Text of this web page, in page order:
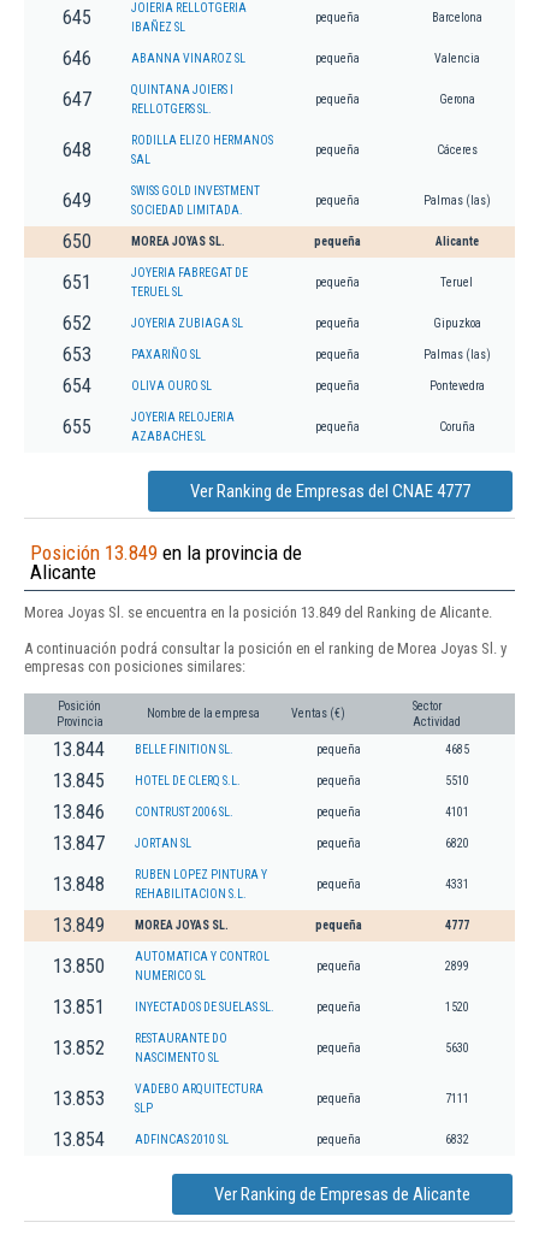
645
JOIERIA RELLOTGERIA
IBAÑEZ SL
pequeña Barcelona
646 ABANNA VINAROZ SL pequeña Valencia
647
QUINTANA JOIERS I
RELLOTGERS SL.
pequeña Gerona
648
RODILLA ELIZO HERMANOS
SAL
pequeña Cáceres
649
SWISS GOLD INVESTMENT
SOCIEDAD LIMITADA.
pequeña Palmas (las)
650 MOREA JOYAS SL. pequeña Alicante
651
JOYERIA FABREGAT DE
TERUEL SL
pequeña Teruel
652 JOYERIA ZUBIAGA SL pequeña Gipuzkoa
653 PAXARIÑO SL pequeña Palmas (las)
654 OLIVA OURO SL pequeña Pontevedra
655
JOYERIA RELOJERIA
AZABACHE SL
pequeña Coruña
Ver Ranking de Empresas del CNAE 4777
Posición 13.849 en la provincia de
Alicante
Morea Joyas Sl. se encuentra en la posición 13.849 del Ranking de Alicante.
A continuación podrá consultar la posición en el ranking de Morea Joyas Sl. y
empresas con posiciones similares:
Posición
Provincia
Nombre de la empresa Ventas (€)
Sector
Actividad
13.844 BELLE FINITION SL. pequeña 4685
13.845 HOTEL DE CLERQ S.L. pequeña 5510
13.846 CONTRUST 2006 SL. pequeña 4101
13.847 JORTAN SL pequeña 6820
13.848
RUBEN LOPEZ PINTURA Y
REHABILITACION S.L.
pequeña 4331
13.849 MOREA JOYAS SL. pequeña 4777
13.850
AUTOMATICA Y CONTROL
NUMERICO SL
pequeña 2899
13.851 INYECTADOS DE SUELAS SL. pequeña 1520
13.852
RESTAURANTE DO
NASCIMENTO SL
pequeña 5630
13.853
VADEBO ARQUITECTURA
SLP
pequeña 7111
13.854 ADFINCAS 2010 SL pequeña 6832
Ver Ranking de Empresas de Alicante